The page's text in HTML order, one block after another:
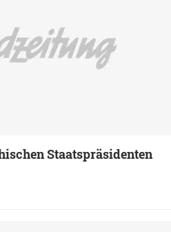
Staatspräsidenten